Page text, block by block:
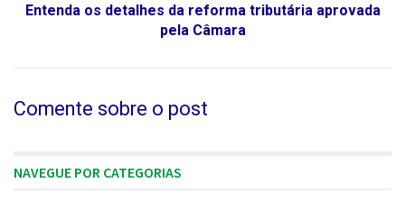
Entenda os detalhes da reforma tributária aprovada
pela Câmara
Comente sobre o post
NAVEGUE POR CATEGORIAS